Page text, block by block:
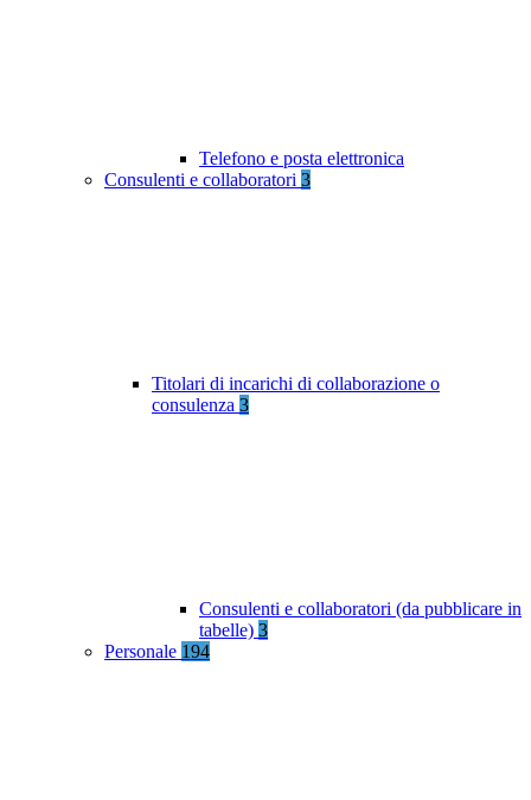
Telefono e posta elettronica
Consulenti e collaboratori 3
Titolari di incarichi di collaborazione o
consulenza 3
Consulenti e collaboratori (da pubblicare in
tabelle) 3
Personale 194